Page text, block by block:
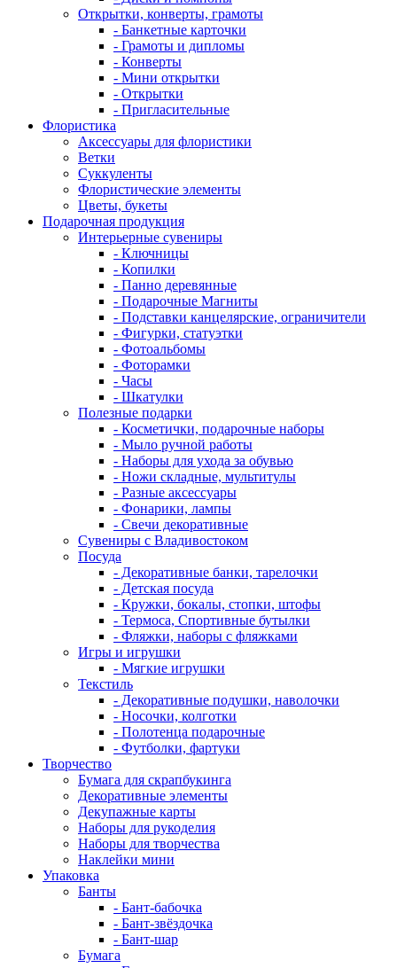
Открытки, конверты, грамоты
- Банкетные карточки
- Грамоты и дипломы
- Конверты
- Мини открытки
- Открытки
- Пригласительные
Флористика
Аксессуары для флористики
Ветки
Суккуленты
Флористические элементы
Цветы, букеты
Подарочная продукция
Интерьерные сувениры
- Ключницы
- Копилки
- Панно деревянные
- Подарочные Магниты
- Подставки канцелярские, ограничители
- Фигурки, статуэтки
- Фотоальбомы
- Фоторамки
- Часы
- Шкатулки
Полезные подарки
- Косметички, подарочные наборы
- Мыло ручной работы
- Наборы для ухода за обувью
- Ножи складные, мультитулы
- Разные аксессуары
- Фонарики, лампы
- Свечи декоративные
Сувениры с Владивостоком
Посуда
- Декоративные банки, тарелочки
- Детская посуда
- Кружки, бокалы, стопки, штофы
- Термоса, Спортивные бутылки
- Фляжки, наборы с фляжками
Игры и игрушки
- Мягкие игрушки
Текстиль
- Декоративные подушки, наволочки
- Носочки, колготки
- Полотенца подарочные
- Футболки, фартуки
Творчество
Бумага для скрапбукинга
Декоративные элементы
Декупажные карты
Наборы для рукоделия
Наборы для творчества
Наклейки мини
Упаковка
Банты
- Бант-бабочка
- Бант-звёздочка
- Бант-шар
Бумага